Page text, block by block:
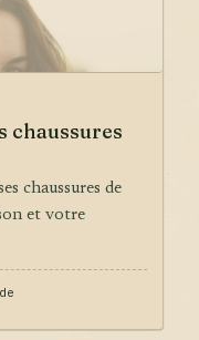
chaussures
et votre